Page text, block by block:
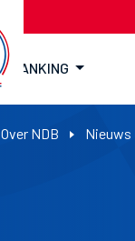
RANKING
Over NDB Nieuws